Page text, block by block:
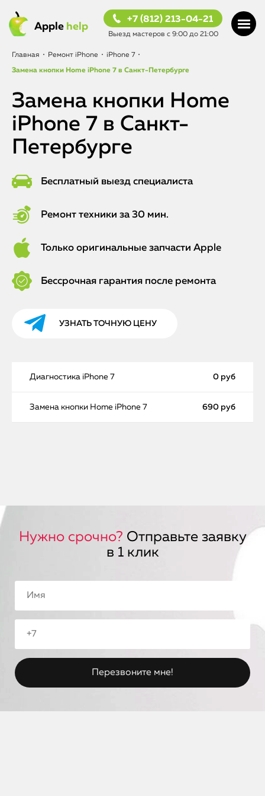
Apple help
+7 (812) 213-04-21
Выезд мастеров с 9:00 до 21:00
Главная • Ремонт iPhone • iPhone 7 •
Замена кнопки Home iPhone 7 в Санкт-Петербурге
Замена кнопки Home
iPhone 7 в Санкт-
Петербурге
Бесплатный выезд специалиста
Ремонт техники за 30 мин.
Только оригинальные запчасти Apple
Бессрочная гарантия после ремонта
УЗНАТЬ ТОЧНУЮ ЦЕНУ
Диагностика iPhone 7 0 руб
Замена кнопки Home iPhone 7 690 руб
Нужно срочно? Отправьте заявку
в 1 клик